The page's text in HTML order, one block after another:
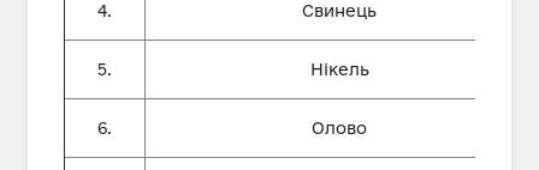
4. Свинець
5. Нікель
6. Олово